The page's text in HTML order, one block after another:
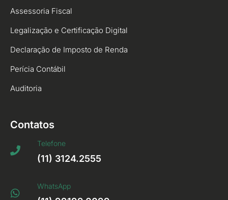
Assessoria Fiscal
Legalização e Certificação Digital
Declaração de Imposto de Renda
Perícia Contábil
Auditoria
Contatos
Telefone
(11) 3124.2555
WhatsApp